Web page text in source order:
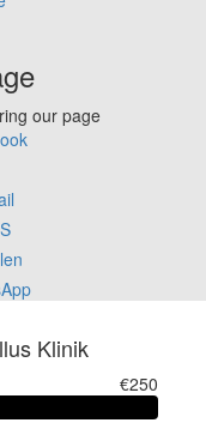
our page
Klinik
€250